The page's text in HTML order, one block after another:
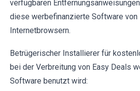
verfügbaren
diese werbefinanzierte Software von
Internetbrowsern.
Betrügerischer Installierer für
bei der Verbreitung von Easy Deals
Software benutzt wird: